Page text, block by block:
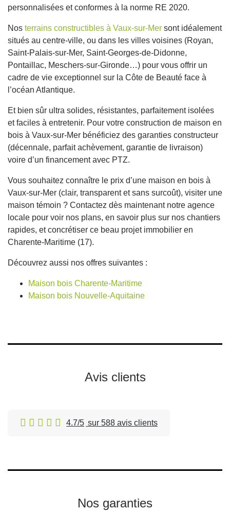
personnalisées et conformes à la norme RE 2020.
Nos terrains constructibles à Vaux-sur-Mer sont idéalement
situés au centre-ville, ou dans les villes voisines (Royan,
Saint-Palais-sur-Mer, Saint-Georges-de-Didonne,
Pontaillac, Meschers-sur-Gironde…) pour vous offrir un
cadre de vie exceptionnel sur la Côte de Beauté face à
l’océan Atlantique.
Et bien sûr ultra solides, résistantes, parfaitement isolées
et faciles à entretenir. Pour votre construction de maison en
bois à Vaux-sur-Mer bénéficiez des garanties constructeur
(décennale, parfait achèvement, garantie de livraison)
voire d’un financement avec PTZ.
Vous souhaitez connaître le prix d’une maison en bois à
Vaux-sur-Mer (clair, transparent et sans surcoût), visiter une
maison témoin ? Contactez dès maintenant notre agence
locale pour voir nos plans, en savoir plus sur nos chantiers
rapides, et concrétiser ce beau projet immobilier en
Charente-Maritime (17).
Découvrez aussi nos offres suivantes :
Maison bois Charente-Maritime
Maison bois Nouvelle-Aquitaine
Avis clients
4.7/5 sur 588 avis clients
Nos garanties